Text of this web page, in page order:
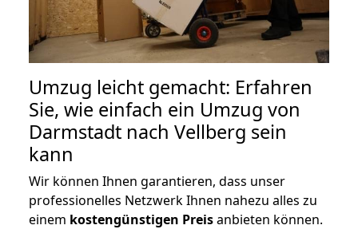
Umzug leicht gemacht: Erfahren
Sie, wie einfach ein Umzug von
Darmstadt nach Vellberg sein
kann
Wir können Ihnen garantieren, dass unser
professionelles Netzwerk Ihnen nahezu alles zu
einem kostengünstigen Preisanbieten können.